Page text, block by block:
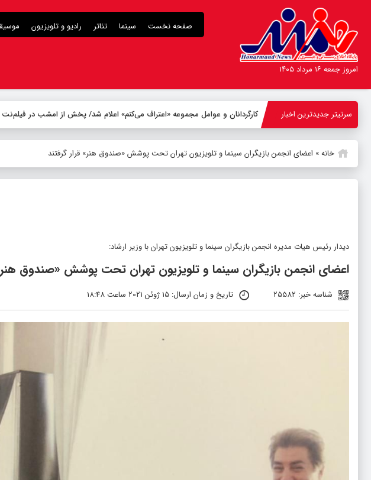
صفحه نخست سینما تئاتر رادیو و تلویزیون
امروز جمعه ۱۶ مرداد ۱۴۰۵
سرتیتر جدیدترین اخبار کارگردانان و عوامل مجموعه «اعتراف می‌کنم» اعلام شد/ پخش از امشب در فیلم‌نت
خانه» اعضای انجمن بازیگران سینما و تلویزیون تهران تحت پوشش «صندوق هنر» قرار گرفتند
دیدار رئیس هیات مدیره انجمن بازیگران سینما و تلویزیون تهران با وزیر ارشاد:
اعضای انجمن بازیگران سینما و تلویزیون تهران تحت پوشش «صندوق
شناسه خبر: 25582 تاریخ و زمان ارسال: 15 ژوئن 2021 ساعت 18:48